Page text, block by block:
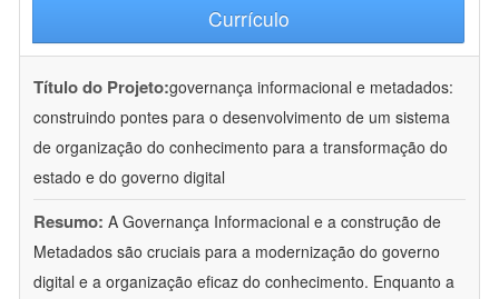
Currículo
Título do Projeto:governança informacional e metadados:
construindo pontes para o desenvolvimento de um sistema
de organização do conhecimento para a transformação do
estado e do governo digital
Resumo: A Governança Informacional e a construção de
Metadados são cruciais para a modernização do governo
digital e a organização eficaz do conhecimento. Enquanto a